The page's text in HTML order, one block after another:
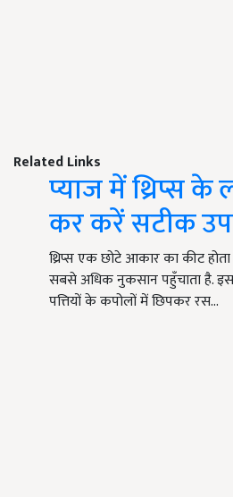
Related Links
प्याज में थ्रिप्स
कर करें सटीक
थ्रिप्स एक छोटे आकार का कीट
सबसे अधिक नुकसान पहुँचाता है.
पत्तियों के कपोलों में छिपकर रस…